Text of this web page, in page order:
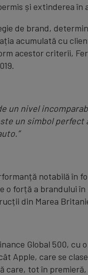
și extinderea în
de brand,
acumulată cu
acestor criterii,
un nivel
un simbol
notabilă în
o forță a brandului
din Marea
Global 500, cu
Apple, care se
care, tot în